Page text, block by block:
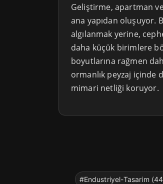
Geliştirme, apartman
ana yapıdan oluşuyor.
algılanmak yerine,
daha küçük birimlere
boyutlarına rağmen
ormanlık peyzaj içinde
mimari netliği koruyor.
#Endustriyel-Tasarim